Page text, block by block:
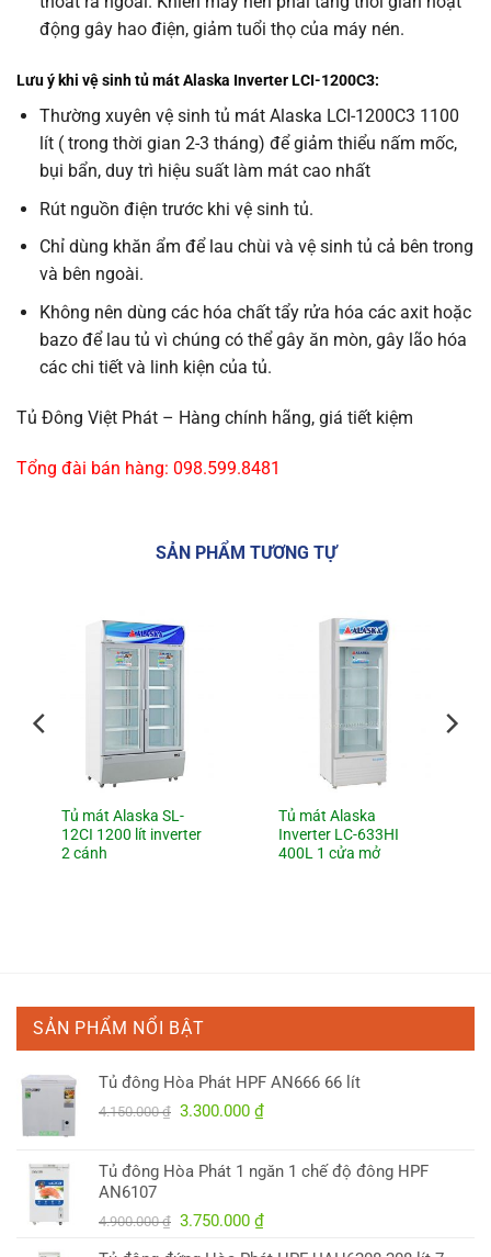
động gây hao điện, giảm tuổi thọ của máy nén.
Lưu ý khi vệ sinh tủ mát Alaska Inverter LCI-1200C3:
Thường xuyên vệ sinh tủ mát Alaska LCI-1200C3 1100
lít ( trong thời gian 2-3 tháng) để giảm thiểu nấm mốc,
bụi bẩn, duy trì hiệu suất làm mát cao nhất
Rút nguồn điện trước khi vệ sinh tủ.
Chỉ dùng khăn ẩm để lau chùi và vệ sinh tủ cả bên trong
và bên ngoài.
Không nên dùng các hóa chất tẩy rửa hóa các axit hoặc
bazo để lau tủ vì chúng có thể gây ăn mòn, gây lão hóa
các chi tiết và linh kiện của tủ.
Tủ Đông Việt Phát – Hàng chính hãng, giá tiết kiệm
Tổng đài bán hàng: 098.599.8481
SẢN PHẨM TƯƠNG TỰ
Tủ mát Alaska SL-
12CI 1200 lít inverter
2 cánh
Tủ mát Alaska
Inverter LC-633HI
400L 1 cửa mở
SẢN PHẨM NỔI BẬT
Tủ đông Hòa Phát HPF AN666 66 lít
4.150.000₫ Giá
4.150.000 ₫.
3.300.000 ₫Giá
là:
Tủ đông Hòa Phát 1 ngăn 1 chế độ đông HPF
AN6107
4.900.000₫ Giá
3.750.000 ₫Giá